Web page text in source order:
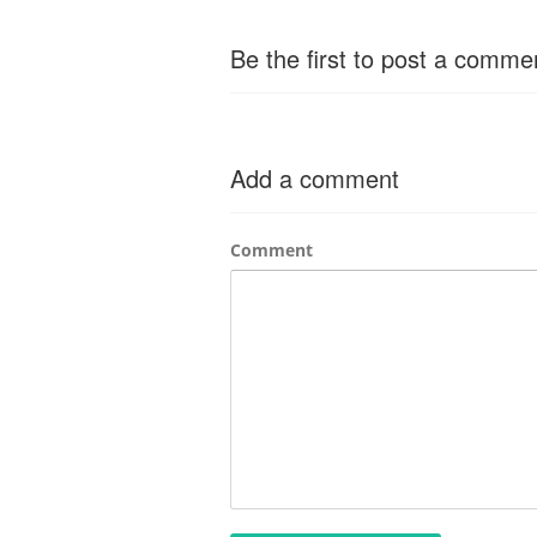
Be the first to post a
Add a comment
Comment